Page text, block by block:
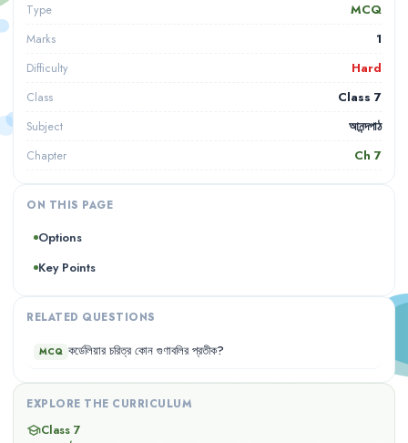
Type MCQ
Marks 1
Difficulty Hard
Class Class 7
Subject আনন্দপাঠ
Chapter Ch 7
ON THIS PAGE
Options
Key Points
RELATED QUESTIONS
MCQ কর্ডেলিয়ার চরিত্র কোন গুণাবলির প্রতীক?
EXPLORE THE CURRICULUM
schoolClass 7